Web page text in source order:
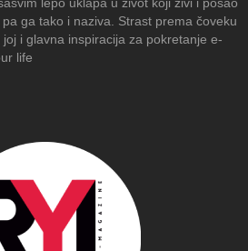
ga tako i naziva. Strast prema čoveku
i glavna inspiracija za pokretanje e-
life